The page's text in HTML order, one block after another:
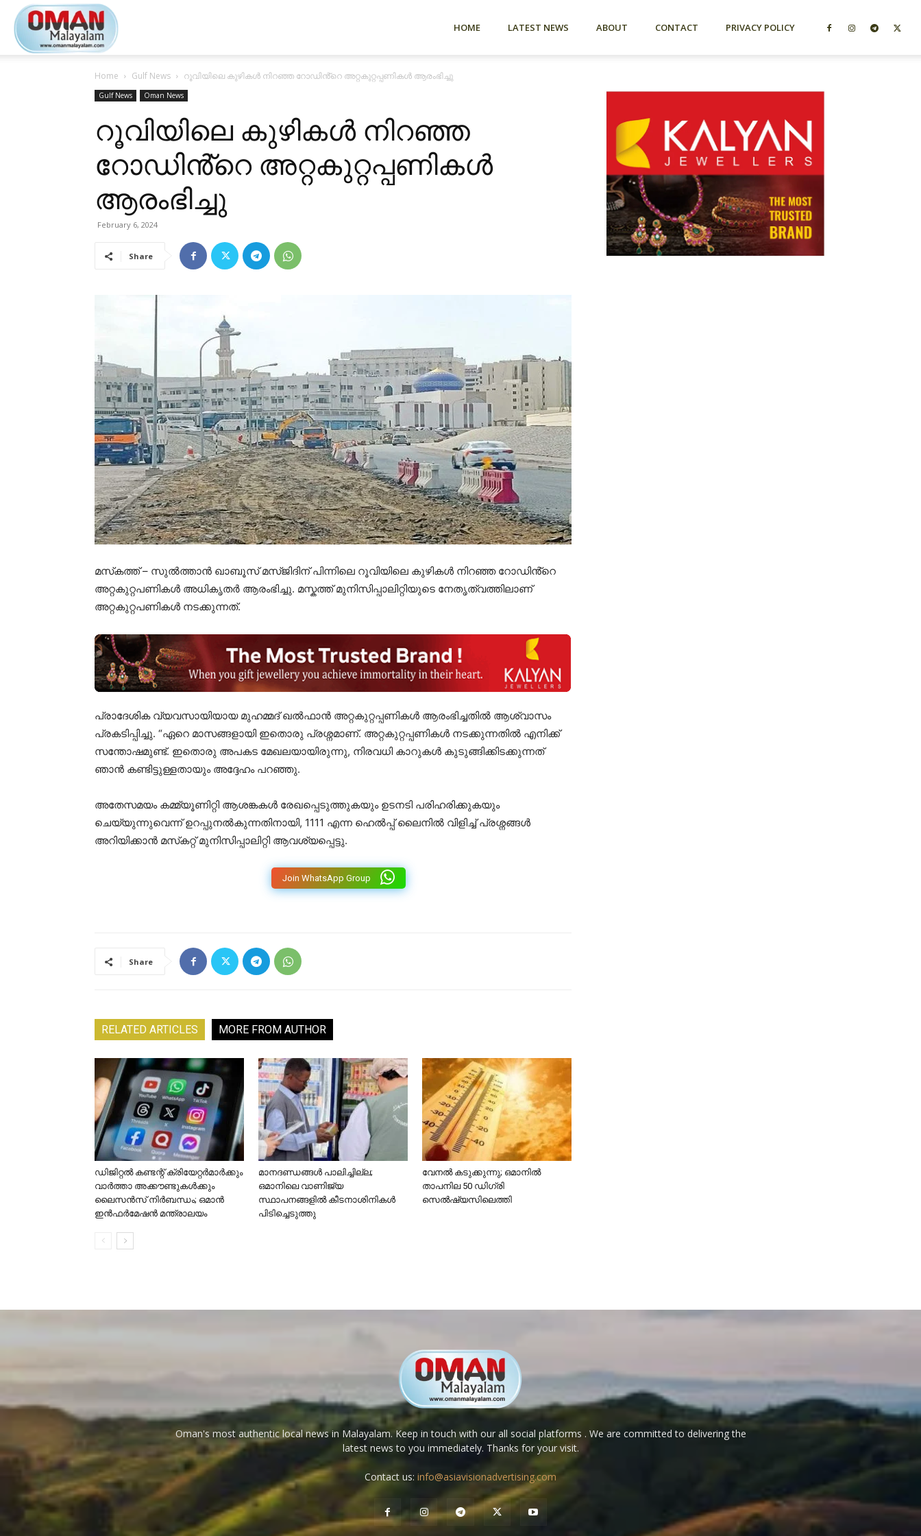
Malayalam
HOME LATEST NEWS ABOUT CONTACT PRIVACY POLICY
Home Gulf News റൂവിയിലെ കുഴികൾ നിറഞ്ഞ റോഡിൻ്റെ അറ്റകുറ്റപ്പണികൾ ആരംഭിച്ചു
Gulf News Oman News
റൂവിയിലെ കുഴികൾ നിറഞ്ഞ
റോഡിൻ്റെ അറ്റകുറ്റപ്പണികൾ
ആരംഭിച്ചു
February 6, 2024
Share
മസ്‌കത്ത് – സുൽത്താൻ ഖാബൂസ് മസ്ജിദിന് പിന്നിലെ റൂവിയിലെ കുഴികൾ നിറഞ്ഞ റോഡിൻ്റെ
അറ്റകുറ്റപണികൾ അധികൃതർ ആരംഭിച്ചു. മസ്കത്ത് മുനിസിപ്പാലിറ്റിയുടെ നേതൃത്വത്തിലാണ്
അറ്റകുറ്റപണികൾ നടക്കുന്നത്.
പ്രാദേശിക വ്യവസായിയായ മുഹമ്മദ് ഖൽഫാൻ അറ്റകുറ്റപ്പണികൾ ആരംഭിച്ചതിൽ ആശ്വാസം
പ്രകടിപ്പിച്ചു. “ഏറെ മാസങ്ങളായി ഇതൊരു പ്രശ്നമാണ്. അറ്റകുറ്റപ്പണികൾ നടക്കുന്നതിൽ എനിക്ക്
സന്തോഷമുണ്ട്. ഇതൊരു അപകട മേഖലയായിരുന്നു, നിരവധി കാറുകൾ കുടുങ്ങിക്കിടക്കുന്നത്
ഞാൻ കണ്ടിട്ടുള്ളതായും അദ്ദേഹം പറഞ്ഞു.
അതേസമയം കമ്മ്യൂണിറ്റി ആശങ്കകൾ രേഖപ്പെടുത്തുകയും ഉടനടി പരിഹരിക്കുകയും
ചെയ്യുന്നുവെന്ന് ഉറപ്പുനൽകുന്നതിനായി, 1111 എന്ന ഹെൽപ്പ് ലൈനിൽ വിളിച്ച് പ്രശ്നങ്ങൾ
അറിയിക്കാൻ മസ്‌കറ്റ് മുനിസിപ്പാലിറ്റി ആവശ്യപ്പെട്ടു.
Join WhatsApp Group
Share
RELATED ARTICLES MORE FROM AUTHOR
ഡിജിറ്റൽ കണ്ടന്റ് ക്രിയേറ്റർമാർക്കും
വാർത്താ അക്കൗണ്ടുകൾക്കും
ലൈസൻസ് നിർബന്ധം; ഒമാൻ
ഇൻഫർമേഷൻ മന്ത്രാലയം
മാനദണ്ഡങ്ങൾ പാലിച്ചില്ല;
ഒമാനിലെ വാണിജ്യ
സ്ഥാപനങ്ങളിൽ കീടനാശിനികൾ
പിടിച്ചെടുത്തു
വേനൽ കടുക്കുന്നു; ഒമാനിൽ
താപനില 50 ഡിഗ്രി
സെൽഷ്യസിലെത്തി
Oman's most authentic local news in Malayalam. Keep in touch with our all social platforms . We are committed to delivering the
latest news to you immediately. Thanks for your visit.
Contact us: info@asiavisionadvertising.com